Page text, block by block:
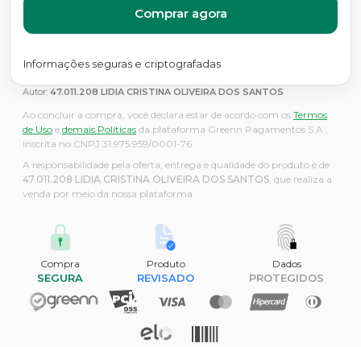
Comprar agora
Informações seguras e criptografadas
Autor: 47.011.208 LIDIA CRISTINA OLIVEIRA DOS SANTOS
Ao concluir a compra, você declara estar de acordo com os Termos
de Uso e demais Políticas da plataforma Greenn Pagamentos S.A.,
inscrita no CNPJ 31.975.959/0001-76.
A responsabilidade pela oferta, entrega e qualidade do produto é de
47.011.208 LIDIA CRISTINA OLIVEIRA DOS SANTOS, que realiza a
venda por meio da nossa plataforma.
Compra
SEGURA
Produto
REVISADO
Dados
PROTEGIDOS